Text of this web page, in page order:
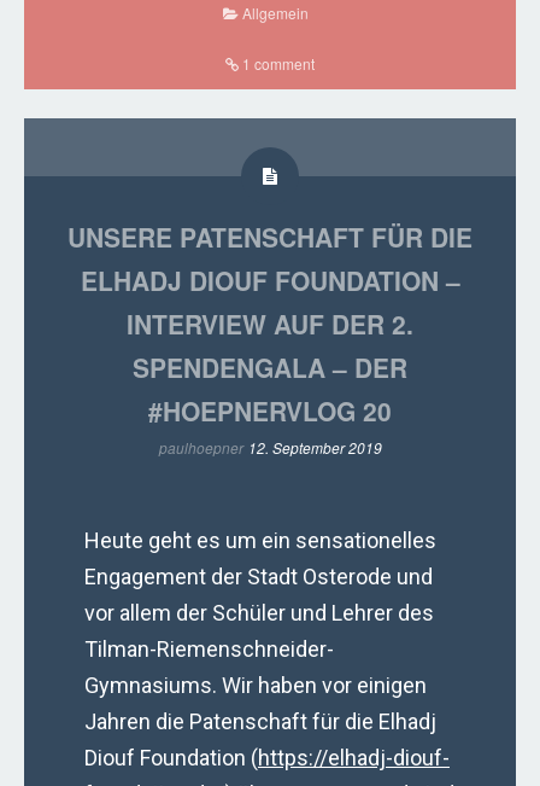
Allgemein
1 comment
UNSERE PATENSCHAFT FÜR DIE
ELHADJ DIOUF FOUNDATION –
INTERVIEW AUF DER 2.
SPENDENGALA – DER
#HOEPNERVLOG 20
paulhoepner 12. September 2019
Heute geht es um ein sensationelles
Engagement der Stadt Osterode und
vor allem der Schüler und Lehrer des
Tilman-Riemenschneider-
Gymnasiums. Wir haben vor einigen
Jahren die Patenschaft für die Elhadj
Diouf Foundation (https://elhadj-diouf-